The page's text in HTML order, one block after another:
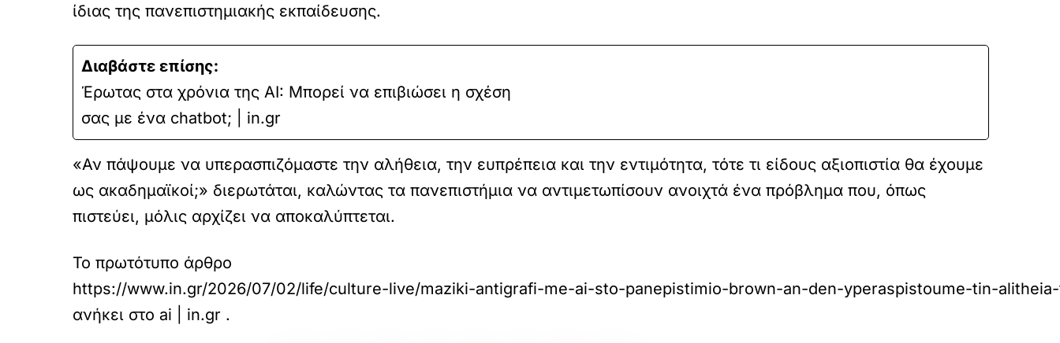
ίδιας της πανεπιστημιακής εκπαίδευσης.
Διαβάστε επίσης:
Έρωτας στα χρόνια της AI: Μπορεί να επιβιώσει η σχέση
σας με ένα chatbot; | in.gr
«Αν πάψουμε να υπερασπιζόμαστε την αλήθεια, την ευπρέπεια και την εντιμότητα, τότε τι είδους αξιοπιστία θα έχουμε
ως ακαδημαϊκοί;» διερωτάται, καλώντας τα πανεπιστήμια να αντιμετωπίσουν ανοιχτά ένα πρόβλημα που, όπως
πιστεύει, μόλις αρχίζει να αποκαλύπτεται.
Το πρωτότυπο άρθρο
https://www.in.gr/2026/07/02/life/culture-live/maziki-antigrafi-me-ai-sto-panepistimio-brown-an-den-yperaspistoume-tin-
ανήκει στο ai | in.gr .